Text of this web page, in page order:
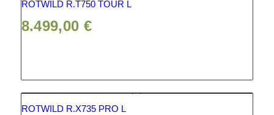
ROTWILD R.T750 TOUR L
8.499,00 €
ROTWILD R.X735 PRO L